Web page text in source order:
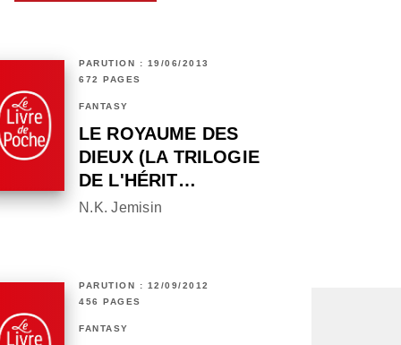
PARUTION : 19/06/2013
672 PAGES
FANTASY
LE ROYAUME DES
DIEUX (LA TRILOGIE
DE L'HÉRIT…
N.K. Jemisin
PARUTION : 12/09/2012
456 PAGES
FANTASY